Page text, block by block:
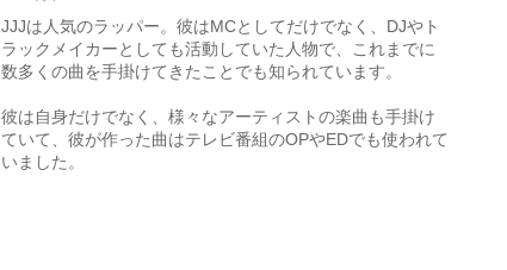
JJJは人気のラッパー。彼はMCとしてだけでなく、DJやト
ラックメイカーとしても活動していた人物で、これまでに
数多くの曲を手掛けてきたことでも知られています。
彼は自身だけでなく、様々なアーティストの楽曲も手掛け
ていて、彼が作った曲はテレビ番組のOPやEDでも使われて
いました。